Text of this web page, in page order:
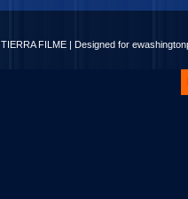
TIERRA FILME | Designed for